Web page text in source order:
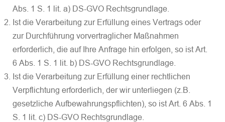
Abs. 1 S. 1 lit. a) DS-GVO Rechtsgrundlage.
Ist die Verarbeitung zur Erfüllung eines Vertrags oder
zur Durchführung vorvertraglicher Maßnahmen
erforderlich, die auf Ihre Anfrage hin erfolgen, so ist Art.
6 Abs. 1 S. 1 lit. b) DS-GVO Rechtsgrundlage.
Ist die Verarbeitung zur Erfüllung einer rechtlichen
Verpflichtung erforderlich, der wir unterliegen (z.B.
gesetzliche Aufbewahrungspflichten), so ist Art. 6 Abs. 1
S. 1 lit. c) DS-GVO Rechtsgrundlage.